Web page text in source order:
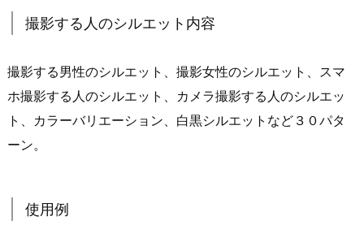
撮影する人のシルエット内容
撮影する男性のシルエット、撮影女性のシルエット、スマ
ホ撮影する人のシルエット、カメラ撮影する人のシルエッ
ト、カラーバリエーション、白黒シルエットなど３０パタ
ーン。
使用例